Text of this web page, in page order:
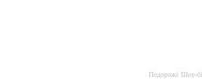
Подорожі Шоу-